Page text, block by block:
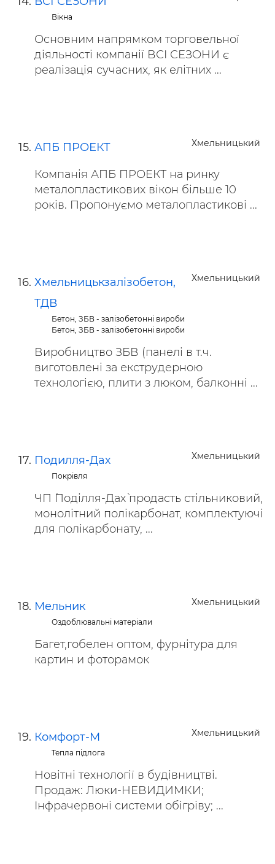
Вікна
Основним напрямком торговельної
діяльності компанії ВСІ СЕЗОНИ є
реалізація сучасних, як елітних ...
Хмельницький
АПБ ПРОЕКТ
Компанія АПБ ПРОЕКТ на ринку
металопластикових вікон більше 10
років. Пропонуємо металопластикові ...
Хмельницький
Хмельницькзалізобетон,
ТДВ
Бетон, ЗБВ - залізобетонні вироби
Бетон, ЗБВ - залізобетонні вироби
Виробництво ЗБВ (панелі в т.ч.
виготовлені за екструдерною
технологією, плити з люком, балконні ...
Хмельницький
Подилля-Дах
Покрівля
ЧП `Поділля-Дах` продасть стільниковий,
монолітний полікарбонат, комплектуючі
для полікарбонату, ...
Хмельницький
Мельник
Оздоблювальні матеріали
Багет,гобелен оптом, фурнітура для
картин и фоторамок
Хмельницький
Комфорт-М
Тепла підлога
Новітні технології в будівництві.
Продаж: Люки-НЕВИДИМКИ;
Інфрачервоні системи обігріву; ...